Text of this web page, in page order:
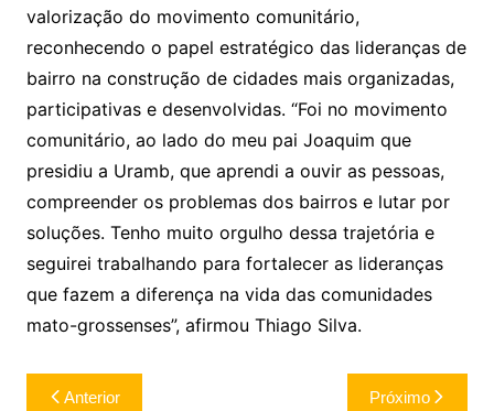
valorização do movimento comunitário,
reconhecendo o papel estratégico das lideranças de
bairro na construção de cidades mais organizadas,
participativas e desenvolvidas. “Foi no movimento
comunitário, ao lado do meu pai Joaquim que
presidiu a Uramb, que aprendi a ouvir as pessoas,
compreender os problemas dos bairros e lutar por
soluções. Tenho muito orgulho dessa trajetória e
seguirei trabalhando para fortalecer as lideranças
que fazem a diferença na vida das comunidades
mato-grossenses”, afirmou Thiago Silva.
Navegação
Anterior Próximo